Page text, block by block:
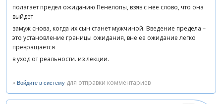
полагает предел ожиданию Пенелопы, взяв с нее слово, что она
выйдет
замуж снова, когда их сын станет мужчиной. Введение предела –
это установление границы ожидания, вне ее ожидание легко
превращается
в уход от реальности. из лекции.
» Войдите в систему для отправки комментариев